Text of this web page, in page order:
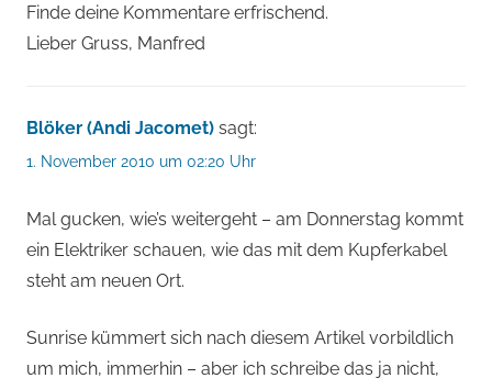
Finde deine Kommentare erfrischend.
Lieber Gruss, Manfred
Blöker (Andi Jacomet) sagt:
1. November 2010 um 02:20 Uhr
Mal gucken, wie’s weitergeht – am Donnerstag kommt
ein Elektriker schauen, wie das mit dem Kupferkabel
steht am neuen Ort.
Sunrise kümmert sich nach diesem Artikel vorbildlich
um mich, immerhin – aber ich schreibe das ja nicht,